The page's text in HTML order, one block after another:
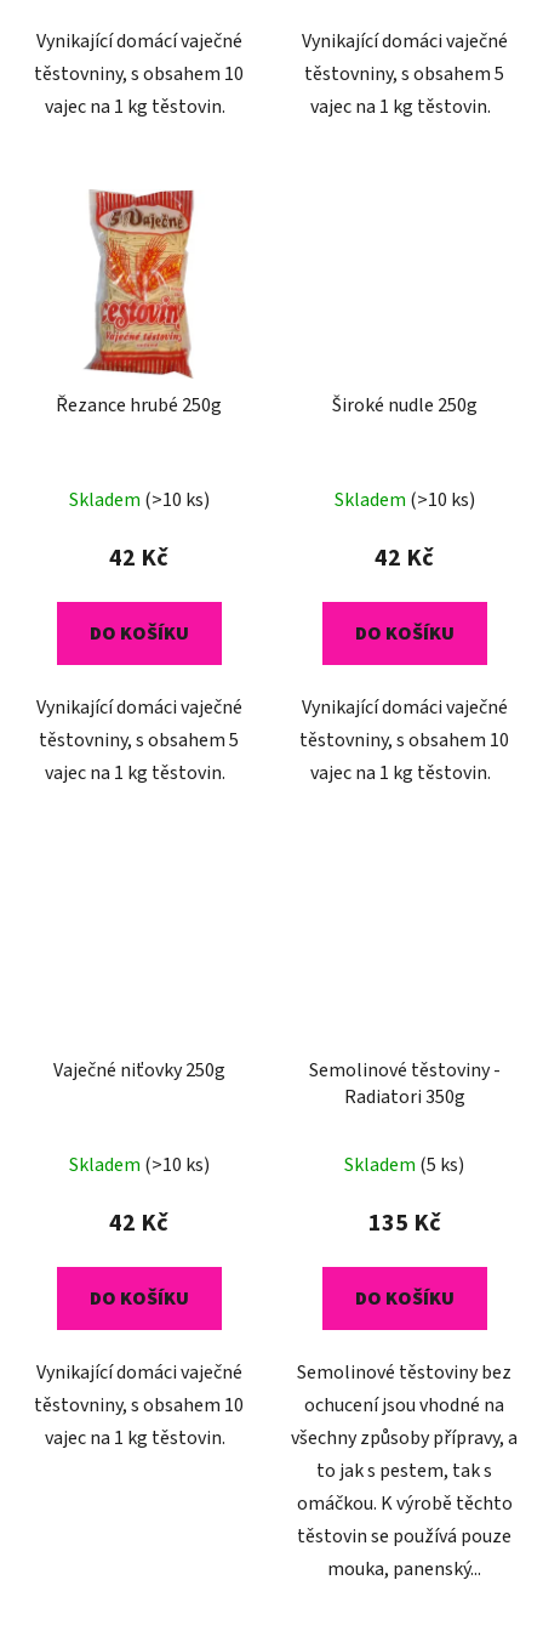
Vynikající domácí vaječné
těstovniny, s obsahem 10
vajec na 1 kg těstovin.
Vynikající domáci vaječné
těstovniny, s obsahem 5
vajec na 1 kg těstovin.
Řezance hrubé 250g
Skladem (>10 ks)
42 Kč
DO KOŠÍKU
Vynikající domáci vaječné
těstovniny, s obsahem 5
vajec na 1 kg těstovin.
Široké nudle 250g
Skladem (>10 ks)
42 Kč
DO KOŠÍKU
Vynikající domáci vaječné
těstovniny, s obsahem 10
vajec na 1 kg těstovin.
Vaječné niťovky 250g
hodnocení
produktu
4,1
z
hvězdiček.
Skladem (>10 ks)
42 Kč
DO KOŠÍKU
Vynikající domáci vaječné
těstovniny, s obsahem 10
vajec na 1 kg těstovin.
Semolinové těstoviny -
Radiatori 350g
Skladem (5 ks)
135 Kč
DO KOŠÍKU
Semolinové těstoviny bez
ochucení jsou vhodné na
všechny způsoby přípravy, a
to jak s pestem, tak s
omáčkou. K výrobě těchto
těstovin se používá pouze
mouka, panenský...